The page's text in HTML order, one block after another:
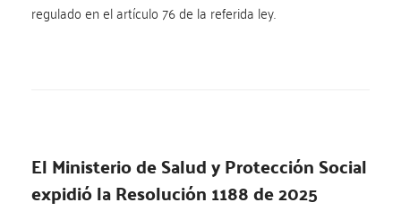
regulado en el artículo 76 de la referida ley.
El Ministerio de Salud y Protección Social
expidió la Resolución 1188 de 2025